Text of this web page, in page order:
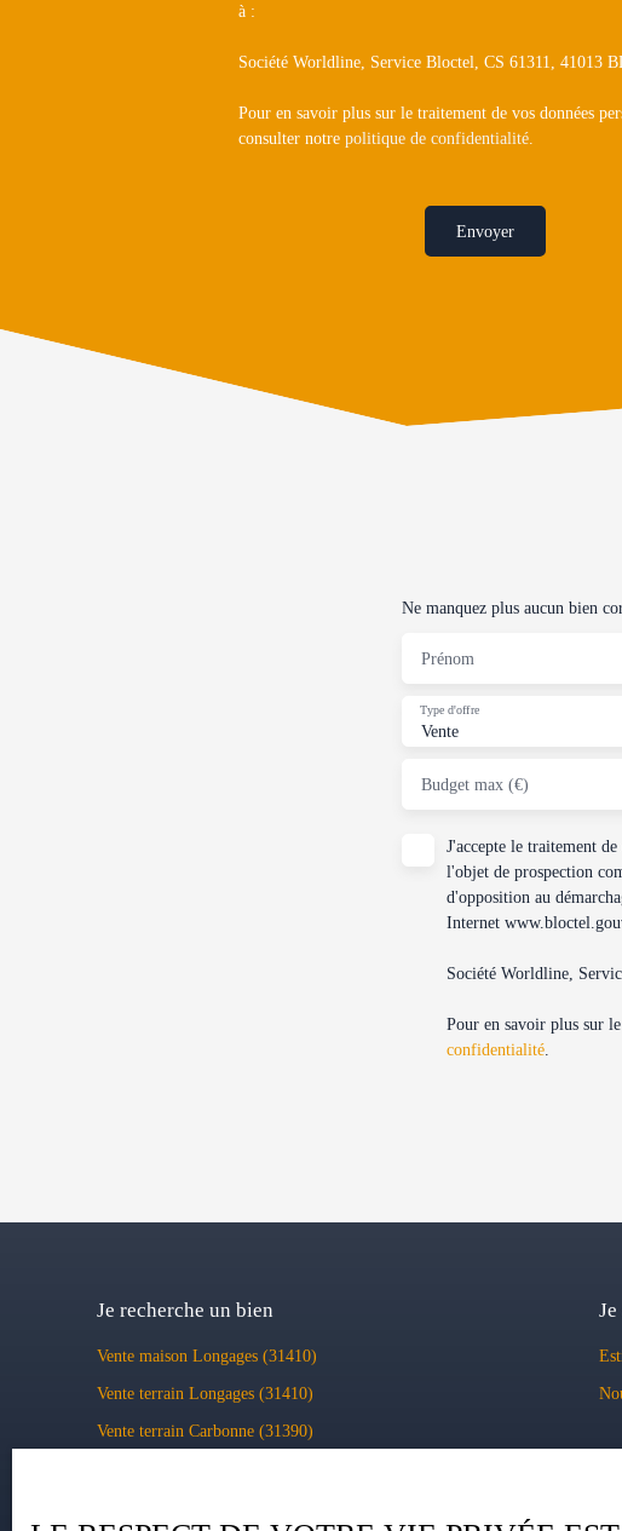
à :
Société Worldline, Service Bloctel, CS 61311, 41013
Pour en savoir plus sur le traitement de vos données
consulter notre politique de confidentialité.
Envoyer
Ne manquez plus aucun bien
Prénom
Vente
Type d'offre
Budget max (€)
J'accepte le traitement
l'objet de prospection
d'opposition au
Internet
Société Worldline,
Pour en savoir plus sur
confidentialité.
Je recherche un bien
Vente maison Longages (31410)
Vente terrain Longages (31410)
Vente terrain Carbonne (31390)